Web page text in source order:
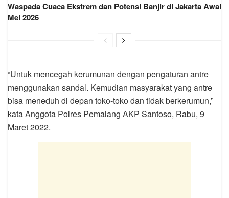
Waspada Cuaca Ekstrem dan Potensi Banjir di Jakarta Awal
Mei 2026
“Untuk mencegah kerumunan dengan pengaturan antre
menggunakan sandal. Kemudian masyarakat yang antre
bisa meneduh di depan toko-toko dan tidak berkerumun,”
kata Anggota Polres Pemalang AKP Santoso, Rabu, 9
Maret 2022.